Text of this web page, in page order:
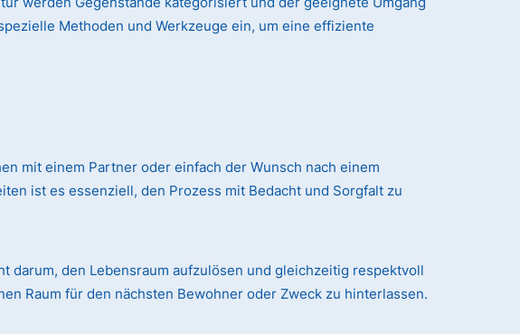
Methoden und Werkzeuge ein, um eine effiziente
mit einem Partner oder einfach der Wunsch nach einem
ist es essenziell, den Prozess mit Bedacht und Sorgfalt zu
darum, den Lebensraum aufzulösen und gleichzeitig respektvoll
Raum für den nächsten Bewohner oder Zweck zu hinterlassen.